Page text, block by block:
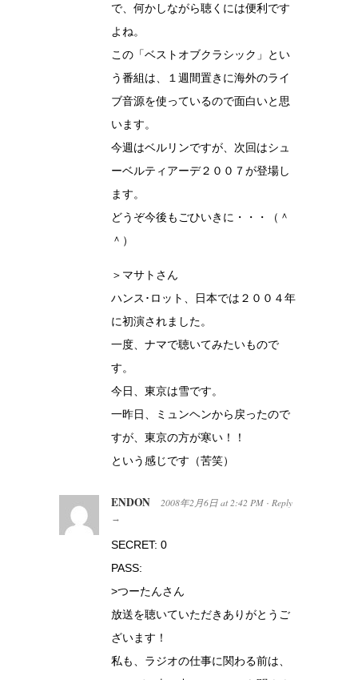
で、何かしながら聴くには便利です
よね。
この「ベストオブクラシック」とい
う番組は、１週間置きに海外のライ
ブ音源を使っているので面白いと思
います。
今週はベルリンですが、次回はシュ
ーベルティアーデ２００７が登場し
ます。
どうぞ今後もごひいきに・・・（＾
＾）
＞マサトさん
ハンス･ロット、日本では２００４年
に初演されました。
一度、ナマで聴いてみたいもので
す。
今日、東京は雪です。
一昨日、ミュンヘンから戻ったので
すが、東京の方が寒い！！
という感じです（苦笑）
ENDON 2008年2月6日 at 2:42 PM · Reply
→
SECRET: 0
PASS:
>つーたんさん
放送を聴いていただきありがとうご
ざいます！
私も、ラジオの仕事に関わる前は、